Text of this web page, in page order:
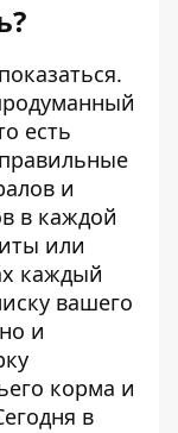
есть
и
в каждой
или
каждый
вашего
и
корма и
в